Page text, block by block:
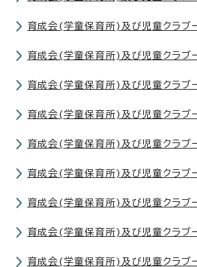
育成会(学童保育所)及び児童クラブ
育成会(学童保育所)及び児童クラブ
育成会(学童保育所)及び児童クラブ
育成会(学童保育所)及び児童クラブ
育成会(学童保育所)及び児童クラブ
育成会(学童保育所)及び児童クラブ
育成会(学童保育所)及び児童クラブ
育成会(学童保育所)及び児童クラブ
育成会(学童保育所)及び児童クラブ